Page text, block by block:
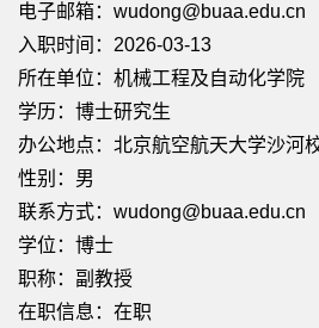
电子邮箱： wudong@buaa.edu.cn
入职时间：2026-03-13
所在单位：机械工程及自动化学院
学历：博士研究生
办公地点：北京航空航天大学沙河
性别：男
联系方式：wudong@buaa.edu.cn
学位：博士
职称：副教授
在职信息：在职